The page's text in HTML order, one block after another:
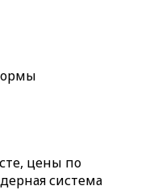
цены по
система